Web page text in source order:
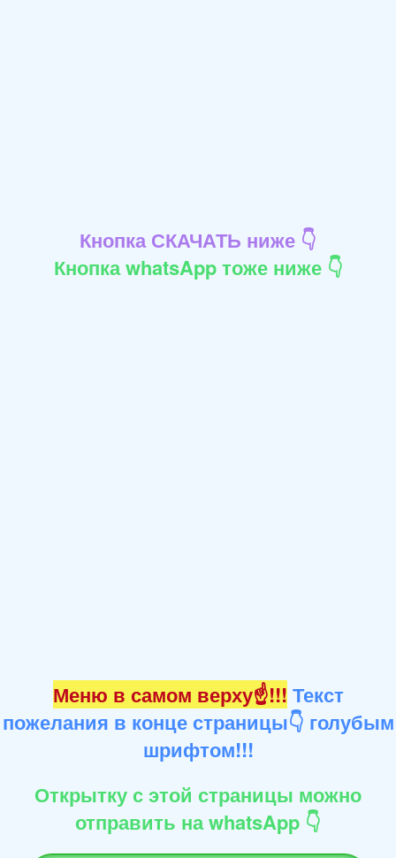
Кнопка СКАЧАТЬ ниже 👇
Кнопка whatsApp тоже ниже 👇
Меню в самом верху☝!!! Текст
пожелания в конце страницы👇 голубым
шрифтом!!!
Открытку с этой страницы можно
отправить на whatsApp 👇